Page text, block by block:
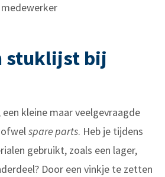
stuklijst bij
kleine maar veelgevraagde
spare parts. Heb je tijdens
gebruikt, zoals een lager,
Door een vinkje te zetten